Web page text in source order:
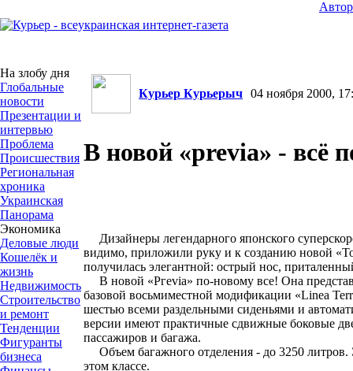
На злобу дня
Глобальные
новости
Презентации и
интервью
Проблема
Происшествия
Региональная
хроника
Украинская
Панорама
Экономика
Деловые люди
Кошелёк и
жизнь
Недвижимость
Строительство
и ремонт
Тенденции
Фигуранты
бизнеса
Курьер Курьерыч 04 ноября 2000,
В новой «previa» - всё
Дизайнеры легендарного японского
видимо, приложили руку и к созданию новой
получилась элегантной: острый нос,
В новой «Ргеviа» по-новому все! Она
базовой восьмиместной модификации «Linea
шестью всеми раздельными сиденьями и
версии имеют практичные сдвижные боковые
пассажиров и багажа.
Объем багажного отделения - до 3250 литров.
этом классе.